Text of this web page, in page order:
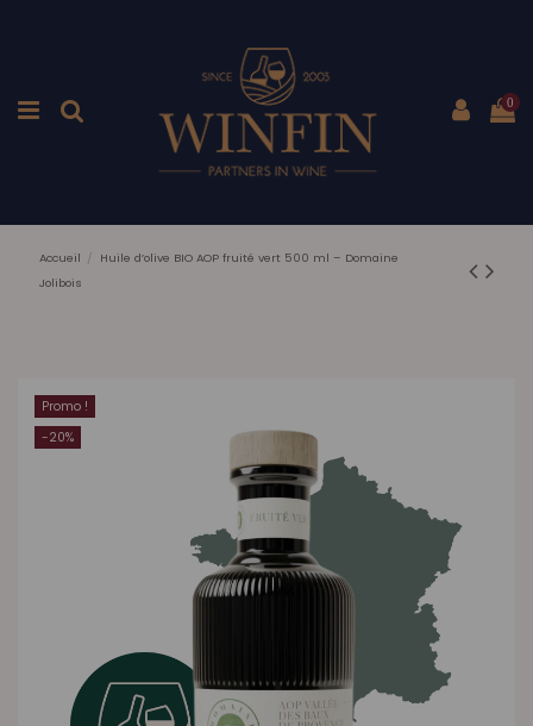
0
Accueil
Huile d’olive BIO AOP fruité vert 500 ml – Domaine
Jolibois
Promo !
-20%